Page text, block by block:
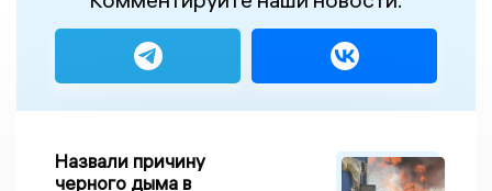
Назвали причину
черного дыма в